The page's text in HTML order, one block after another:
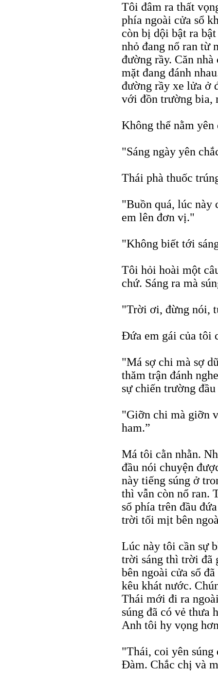
Tôi đâm ra thất
phía ngoài cửa sổ
còn bị dội bật ra
nhỏ đang nổ ran từ
đường rầy. Căn
mặt đang đánh
đường rầy xe lửa ở
với đồn trường bia,
Không thể nằm
"Sáng ngày yên
Thái phà thuốc
"Buồn quá, lúc này
em lên đơn vị."
"Không biết tới
Tôi hỏi hoài một
chứ. Sáng ra mà
"Trời ơi, đừng nói,
Ðứa em gái của tôi
"Má sợ chi mà sợ
thăm trận đánh
sự chiến trường
"Giỡn chi mà giỡn
ham.”
Má tôi cằn nhằn.
đầu nói chuyện
này tiếng súng ở
thì vẫn còn nổ ran.
sổ phía trên đầu
trời tối mịt bên
Lúc này tôi cần sự
trời sáng thì trời đã
bên ngoài cửa sổ
kêu khát nước.
Thái mới đi ra
súng đã có vẻ thưa
Anh tôi hy vọng
"Thái, coi yên súng
Ðàm. Chắc chị và